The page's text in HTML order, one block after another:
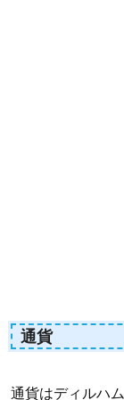
通貨
通貨はディルハ